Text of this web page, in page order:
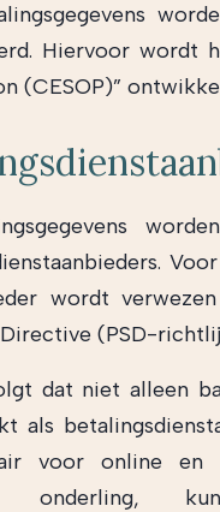
Hiervoor wordt
(CESOP)”
wordt
(PSD-
dat niet alleen
als
voor online en
onderling,